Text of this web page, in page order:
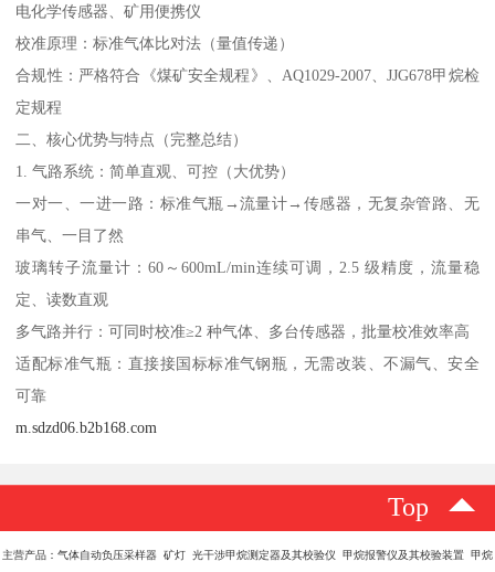
电化学传感器、矿用便携仪
校准原理：标准气体比对法（量值传递）
合规性：严格符合《煤矿安全规程》、AQ1029-2007、JJG678甲烷检
定规程
二、核心优势与特点（完整总结）
1. 气路系统：简单直观、可控（大优势）
一对一、一进一路：标准气瓶→流量计→传感器，无复杂管路、无
串气、一目了然
玻璃转子流量计：60～600mL/min连续可调，2.5 级精度，流量稳
定、读数直观
多气路并行：可同时校准≥2 种气体、多台传感器，批量校准效率高
适配标准气瓶：直接接国标标准气钢瓶，无需改装、不漏气、安全
可靠
m.sdzd06.b2b168.com
Top
主营产品：气体自动负压采样器 矿灯 光干涉甲烷测定器及其校验仪 甲烷报警仪及其校验装置 甲烷